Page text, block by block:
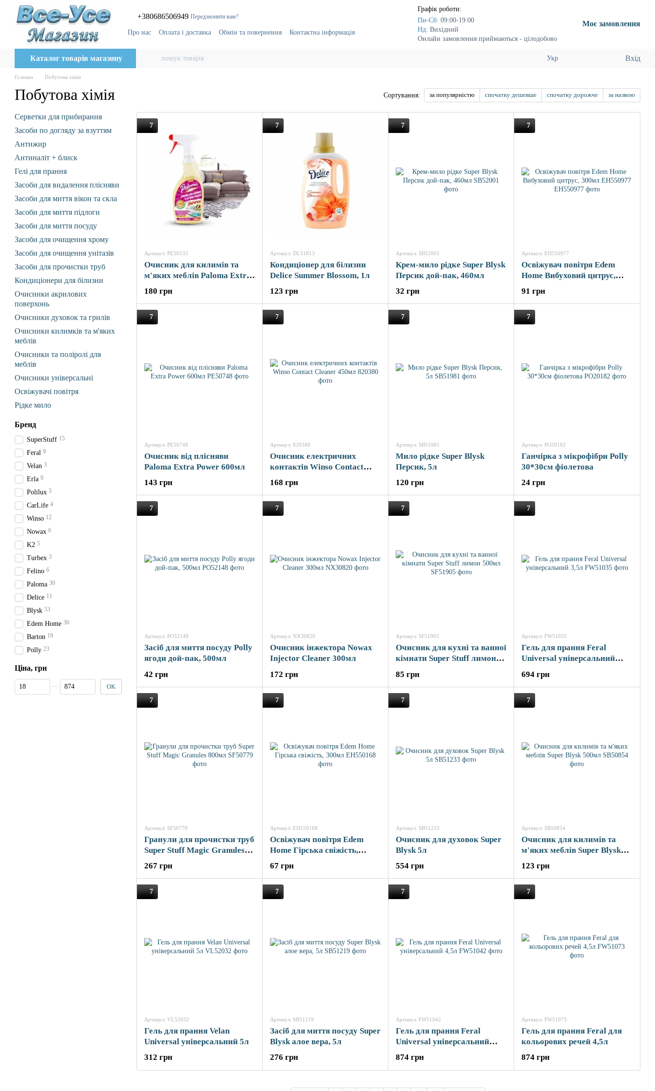
Перейти до основного контенту
+380686506949 Передзвонити вам?
Про нас Оплата і доставка Обмін та повернення
Контактна інформація
Графік роботи:
Пн-Сб: 09:00-19:00
Нд: Вихідний
Онлайн замовлення приймаються - цілодобово
Моє замовлення
Каталог товарів магазину Укр Вхід
Головна Побутова хімія
Побутова хімія Сортування: за популярністю спочатку дешевше спочатку дорожче за назвою
7
Артикул: PE50533
Очисник для килимів та
м'яких меблів Paloma Extra
Power 600мл
180 грн
7
Артикул: DL51813
Кондиціонер для білизни
Delice Summer Blossom, 1л
123 грн
7
Артикул: SB52001
Крем-мило рідке Super Blysk
Персик дой-пак, 460мл
32 грн
7
Артикул: EH550977
Освіжувач повітря Edem
Home Вибуховий цитрус,
300мл EH550977
91 грн
7
Артикул: PE50748
Очисник від плісняви
Paloma Extra Power 600мл
143 грн
7
Артикул: 820380
Очисник електричних
контактів Winso Contact
Cleaner 450мл
168 грн
7
Артикул: SB51981
Мило рідке Super Blysk
Персик, 5л
120 грн
7
Артикул: PO20182
Ганчірка з мікрофібри Polly
30*30см фіолетова
24 грн
7
Артикул: PO52148
Засіб для миття посуду Polly
ягоди дой-пак, 500мл
42 грн
7
Артикул: NX30820
Очисник інжектора Nowax
Injector Cleaner 300мл
172 грн
7
Артикул: SF51905
Очисник для кухні та ванної
кімнати Super Stuff лимон
85 грн
7
Артикул: FW51035
Гель для прання Feral
Universal універсальний
694 грн
7
Артикул: SF50779
Гранули для прочистки труб
Super Stuff Magic Granules
267 грн
7
Артикул: EH550168
Освіжувач повітря Edem
Home Гірська свіжість,
67 грн
7
Артикул: SB51233
Очисник для духовок Super
Blysk 5л
554 грн
7
Артикул: SB50854
Очисник для килимів та
м'яких меблів Super Blysk
123 грн
7
Артикул: VL52032
Гель для прання Velan
Universal універсальний 5л
312 грн
7
Артикул: SB51219
Засіб для миття посуду Super
Blysk алое вера, 5л
276 грн
7
Артикул: FW51042
Гель для прання Feral
Universal універсальний
874 грн
7
Артикул: FW51073
Гель для прання Feral для
кольорових речей 4,5л
874 грн
Серветки для прибирання
Засоби по догляду за взуттям
Антижир
Антиналіт + блиск
Гелі для прання
Засоби для видалення плісняви
Засоби для миття вікон та скла
Засоби для миття підлоги
Засоби для миття посуду
Засоби для очищення хрому
Засоби для очищення унітазів
Засоби для прочистки труб
Кондиціонери для білизни
Очисники акрилових
поверхонь
Очисники духовок та грилів
Очисники килимків та м'яких
меблів
Очисники та поліролі для
меблів
Очисники універсальні
Освіжувачі повітря
Рідке мило
Бренд
SuperStuff 15
Feral 9
Velan 3
Erla 9
Polilux 5
CarLife 4
Winso 12
Nowax 6
K2 5
Turbex 3
Felino 6
Paloma 30
Delice 11
Blysk 53
Edem Home 30
Barton 19
Polly 23
Ціна, грн
Від Ціна, грн
До Ціна, грн
OK